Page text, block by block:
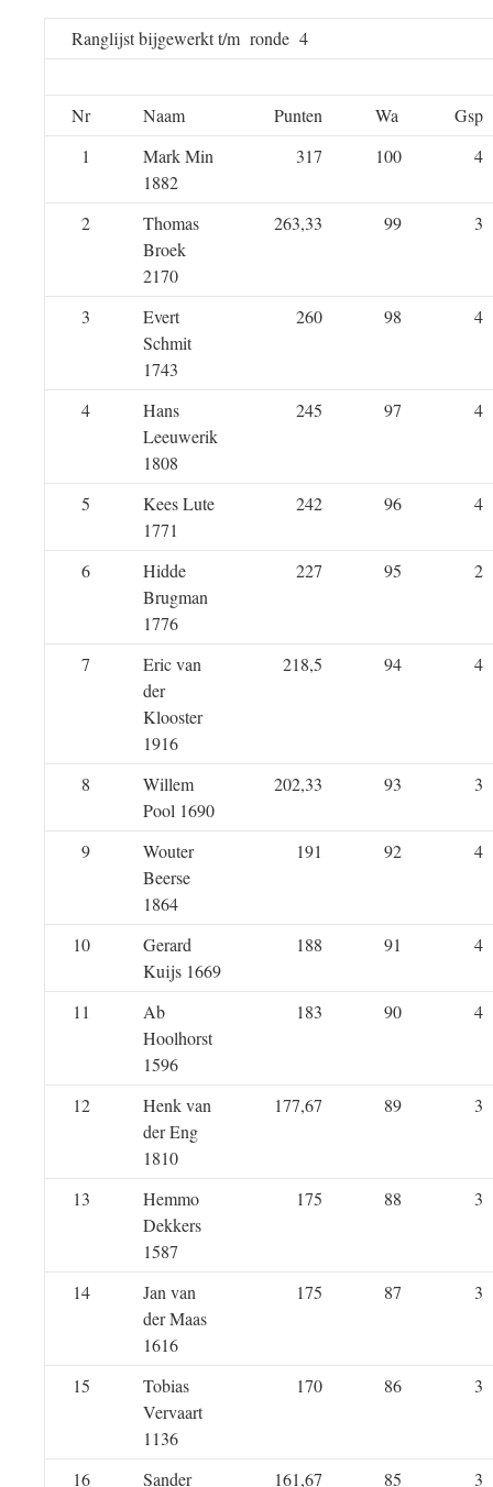
Ranglijst bijgewerkt t/m ronde 4
Nr Naam Punten Wa
Gsp
1
Mark Min
1882
317 100 4
2
Thomas
Broek
2170
263,33 99 3
3
Evert
Schmit
1743
260 98 4
4
Hans
Leeuwerik
1808
245 97 4
5
Kees Lute
1771
242 96 4
6
Hidde
Brugman
1776
227 95 2
7
Eric van
der
Klooster
1916
218,5 94 4
8
Willem
Pool 1690
202,33 93 3
9
Wouter
Beerse
1864
191 92 4
10
Gerard
Kuijs 1669
188 91 4
11
Ab
Hoolhorst
1596
183 90 4
12
Henk van
der Eng
1810
177,67 89 3
13
Hemmo
Dekkers
1587
175 88 3
14
Jan van
der Maas
1616
175 87 3
15
Tobias
Vervaart
1136
170 86 3
16
Sander
161,67 85 3